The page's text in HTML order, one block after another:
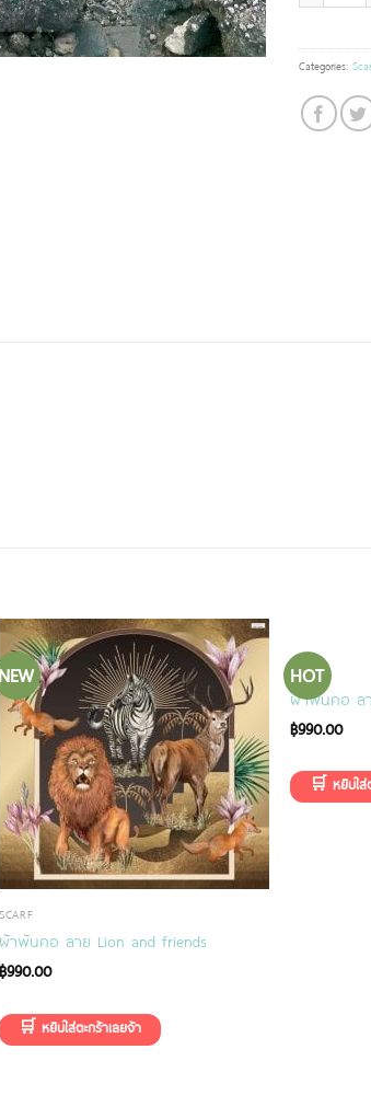
Categories:
NEW
SCARF
ผ้าพันคอ ลาย Lion and friends
฿990.00
HOT
SCARF
ผ้าพันคอ ล
฿990.00